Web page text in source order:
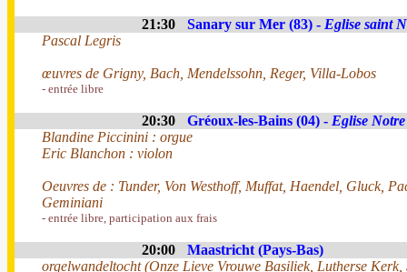
21:30 Sanary sur Mer (83) - Eglise saint
Pascal Legris
œuvres de Grigny, Bach, Mendelssohn, Reger, Villa-Lobos
- entrée libre
20:30 Gréoux-les-Bains (04) - Eglise
Blandine Piccinini : orgue
Eric Blanchon : violon
Oeuvres de : Tunder, Von Westhoff, Muffat, Haendel, Gluck,
Geminiani
- entrée libre, participation aux frais
20:00
Maastricht (Pays-Bas)
orgelwandeltocht (Onze Lieve Vrouwe Basiliek, Lutherse